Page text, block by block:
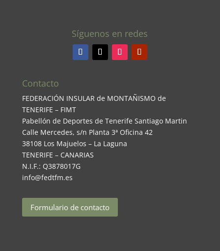
Síguenos en redes
Contacto
FEDERACIÓN INSULAR de MONTAÑISMO de
TENERIFE – FIMT
Pabellón de Deportes de Tenerife Santiago Martin
Calle Mercedes, s/n Planta 3ª Oficina 42
38108 Los Majuelos – La Laguna
TENERIFE – CANARIAS
N.I.F.: Q3878017G
info@fedtfm.es
Formulario de contacto